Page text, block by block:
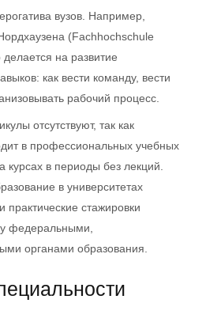
вузов. Например,
(Fachhochschule
на развитие
как вести команду, вести
рабочий процесс.
отсутствуют, так как
в профессиональных учебных
курсах в периоды без лекций.
в университетах
практические стажировки
федеральными,
органами образования.